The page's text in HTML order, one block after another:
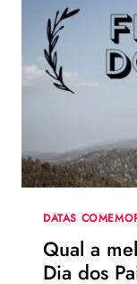
DATAS
Qual a
Dia dos